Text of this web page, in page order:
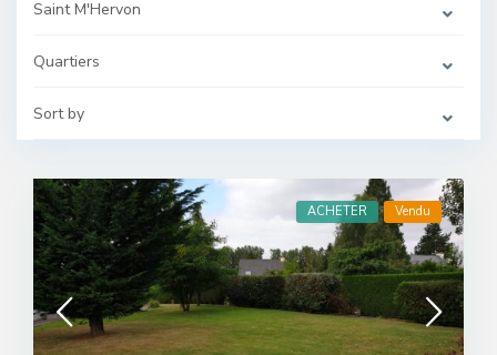
Saint M'Hervon
Quartiers
Sort by
ACHETER Vendu